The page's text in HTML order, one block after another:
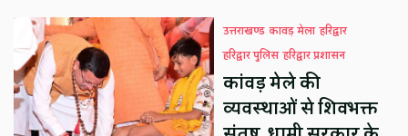
उत्तराखण्ड कावड़ मेला हरिद्वार
हरिद्वार पुलिस हरिद्वार प्रशासन
कांवड़ मेले की
व्यवस्थाओं से शिवभक्त